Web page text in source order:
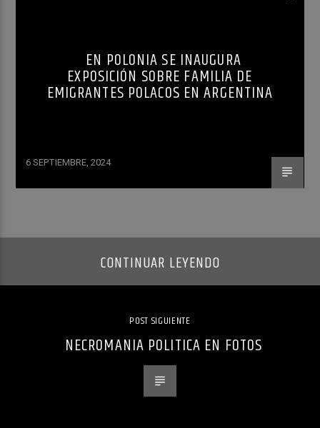
EN POLONIA SE INAUGURA
EXPOSICIÓN SOBRE FAMILIA DE
EMIGRANTES POLACOS EN ARGENTINA
6 SEPTIEMBRE, 2024
CONTINUAR LEYENDO
POST SIGUIENTE
NECROMANIA POLITICA EN FOTOS